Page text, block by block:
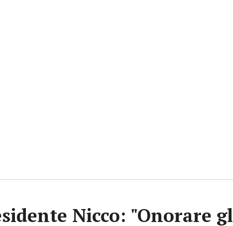
Nicco: "Onorare